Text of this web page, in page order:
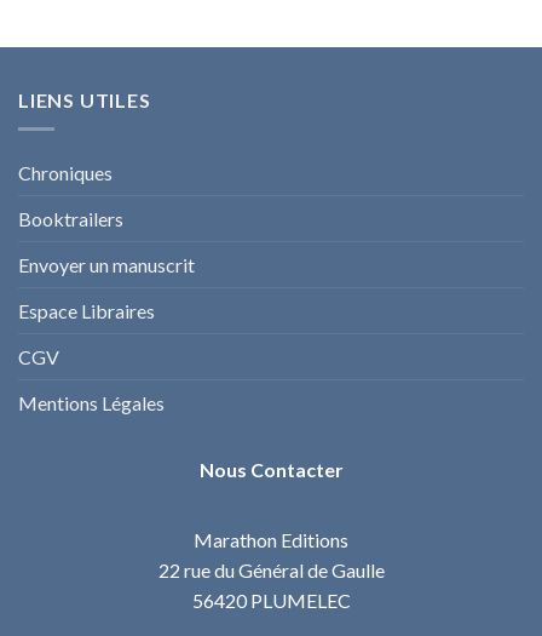
LIENS UTILES
Chroniques
Booktrailers
Envoyer un manuscrit
Espace Libraires
CGV
Mentions Légales
Nous Contacter
Marathon Editions
22 rue du Général de Gaulle
56420 PLUMELEC